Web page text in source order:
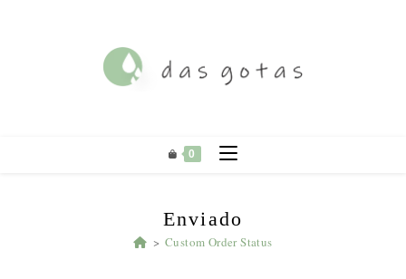
0
Enviado
> Custom Order Status